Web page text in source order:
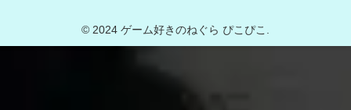
© 2024 ゲーム好きのねぐら ぴこぴこ.